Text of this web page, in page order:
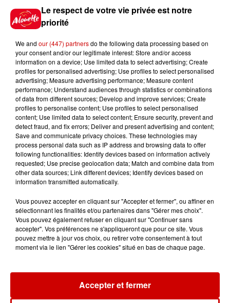
Le Duel - Gagnez votre balade
Podcasts Voir plus
Kelly Massol, figure
emblématique de
l'entrepreneuriat féminin
Canada et accueillir les bleus à
Boston,...
Springsteen : la chanson que
l’Amérique...
Le respect de votre vie privée est notre
priorité
We and our (447) partnersdo the following data processing based on
your consent and/or our legitimate interest: Store and/or access
information on a device; Use limited data to select advertising; Create
profiles for personalised advertising; Use profiles to select personalised
advertising; Measure advertising performance; Measure content
performance; Understand audiences through statistics or combinations
of data from different sources; Develop and improve services; Create
profiles to personalise content; Use profiles to select personalised
content; Use limited data to select content; Ensure security, prevent and
detect fraud, and fix errors; Deliver and present advertising and content;
Save and communicate privacy choices. These technologies may
process personal data such as IP address and browsing data to offer
following functionalities: Identify devices based on information actively
requested; Use precise geolocation data; Match and combine data from
other data sources; Link different devices; Identify devices based on
information transmitted automatically.
Vous pouvez accepter en cliquant sur "Accepter et fermer", ou affiner en
sélectionnant les finalités et/ou partenaires dans "Gérer mes choix".
Vous pouvez également refuser en cliquant sur "Continuer sans
accepter". Vos préférences ne s'appliqueront que pour ce site. Vous
pouvez mettre à jour vos choix, ou retirer votre consentement à tout
moment via le lien "Gérer les cookies" situé en bas de chaque page.
Accepter et fermer